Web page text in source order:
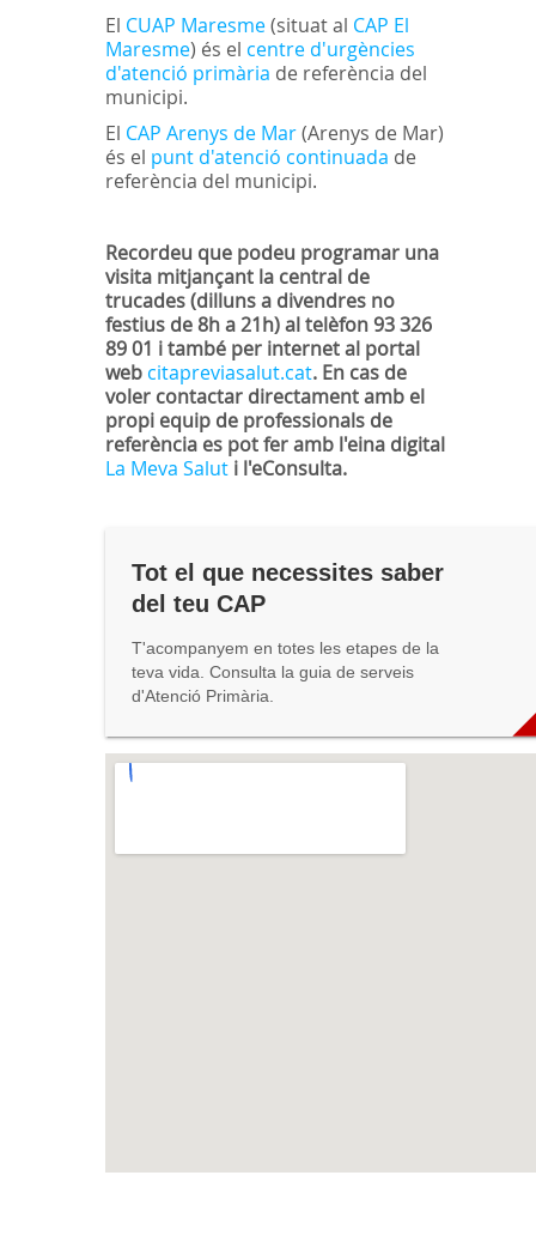
El CUAP Maresme(situat al CAP El
Maresme) és el centre d'urgències
d'atenció primària de referència del
municipi.
El CAP Arenys de Mar(Arenys de Mar)
és el punt d'atenció continuada de
referència del municipi.
Recordeu que podeu programar una
visita mitjançant la central de
trucades (dilluns a divendres no
festius de 8h a 21h) al telèfon 93 326
89 01 i també per internet al portal
web citapreviasalut.cat. En cas de
voler contactar directament amb el
propi equip de professionals de
referència es pot fer amb l'eina digital
La Meva Salut i l'eConsulta.
Tot el que necessites saber
del teu CAP
T'acompanyem en totes les etapes de la
teva vida. Consulta la guia de serveis
d'Atenció Primària.